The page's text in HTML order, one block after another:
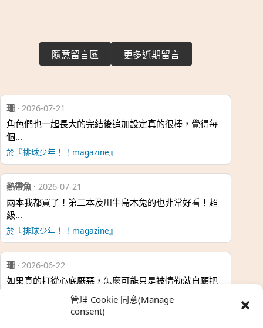
管理 Cookie 同意(Manage
consent)
隨意留言區 更多近期留言
珊· 2026-07-21
角色們也一起長大的完結後追加設定真的很棒，覺得每
個…
於『排球少年！！magazine』
熱帶魚 · 2026-07-21
兩本我都買了！第二本及川牛島木兔的也非常好看！超
級…
於『排球少年！！magazine』
珊· 2026-06-22
如果真的打從心底厭惡，怎麼可能只是被情勒就自願把